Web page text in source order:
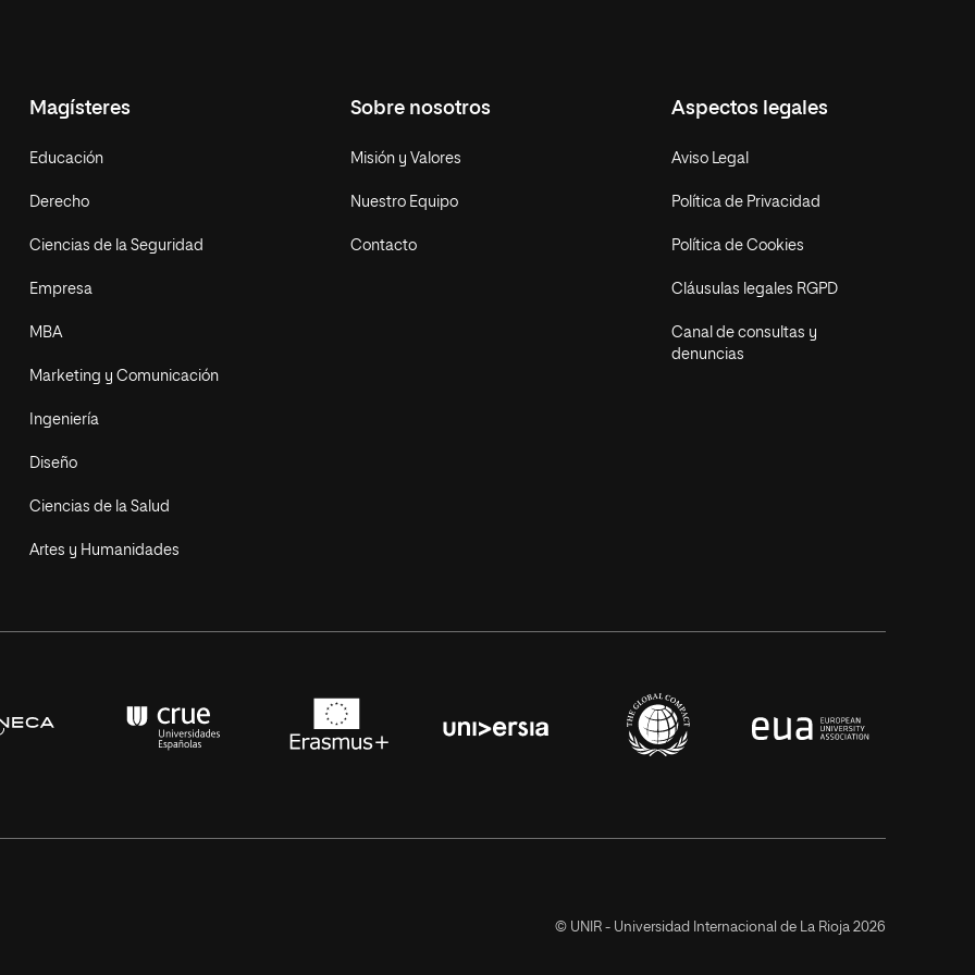
Magísteres
Educación
Derecho
Ciencias de la Seguridad
Empresa
MBA
Marketing y Comunicación
Ingeniería
Diseño
Ciencias de la Salud
Artes y Humanidades
Sobre nosotros
Misión y Valores
Nuestro Equipo
Contacto
Aspectos legales
Aviso Legal
Política de Privacidad
Política de Cookies
Cláusulas legales RGPD
Canal de consultas y
denuncias
© UNIR - Universidad Internacional de La Rioja 2026